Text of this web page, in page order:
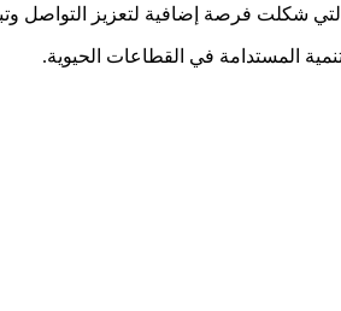
شكلت فرصة إضافية لتعزيز التواصل
المستدامة في القطاعات الحيوية.